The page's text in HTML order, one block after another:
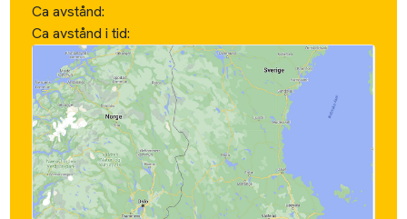
Ca avstånd:
Ca avstånd i tid: